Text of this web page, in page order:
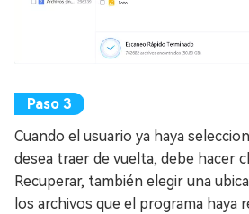
Cuando el usuario ya haya
desea traer de vuelta, debe hacer
Recuperar, también elegir una
los archivos que el programa haya